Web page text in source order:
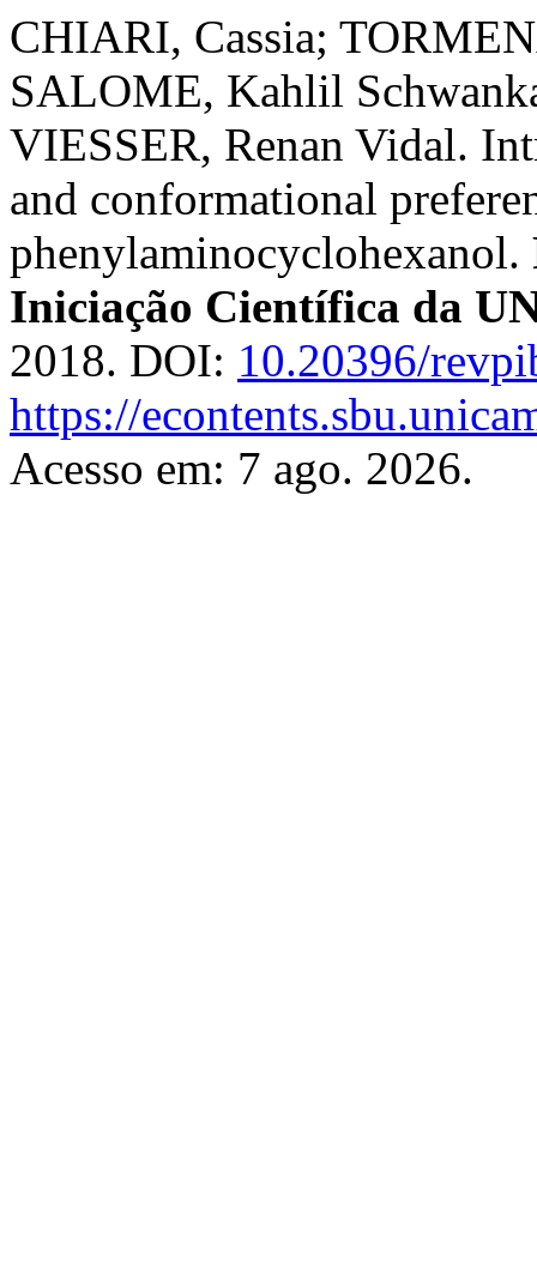
CHIARI, Cassia;
SALOME, Kahlil
VIESSER, Renan Vidal.
and conformational
phenylaminocyclohexanol.
Iniciação Científica da
2018. DOI: 10.20396/
https://
Acesso em: 7 ago. 2026.